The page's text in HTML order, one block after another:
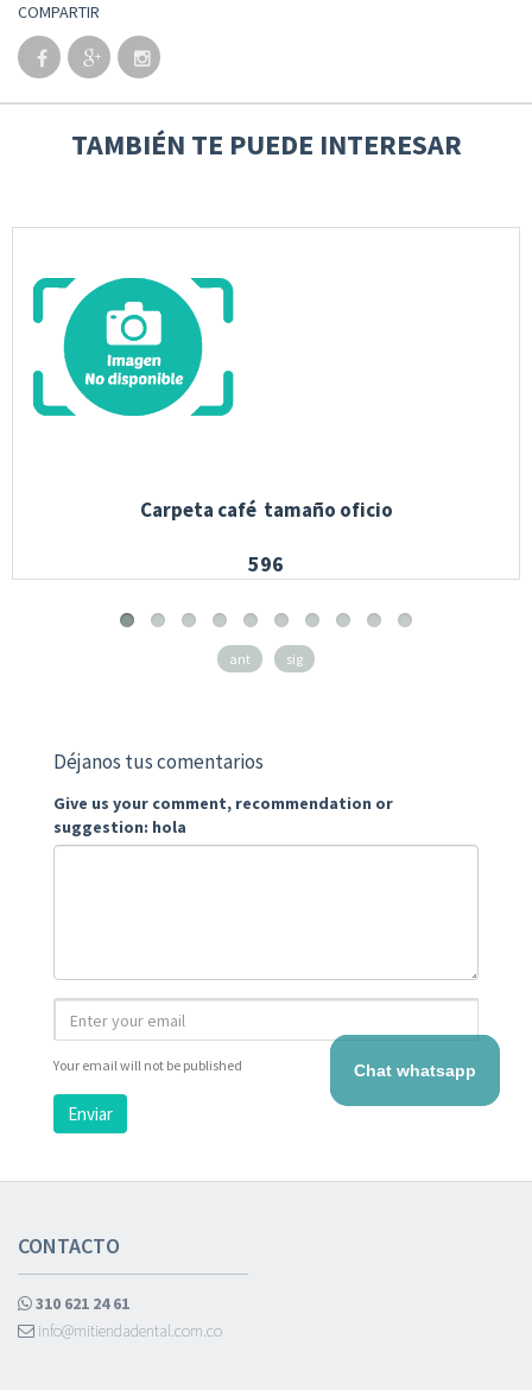
COMPARTIR
TAMBIÉN TE PUEDE INTERESAR
Carpeta café tamaño oficio
596
ant sig
Déjanos tus comentarios
Give us your comment, recommendation or
suggestion: hola
Your email will not be published
Enviar
CONTACTO
310 621 24 61
info@mitiendadental.com.co
Chat whatsapp